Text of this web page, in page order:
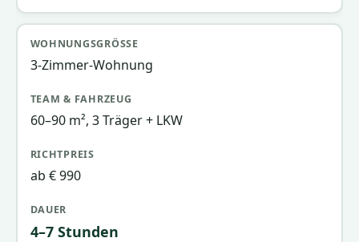
3-Zimmer-Wohnung
60–90 m², 3 Träger + LKW
ab € 990
4–7 Stunden